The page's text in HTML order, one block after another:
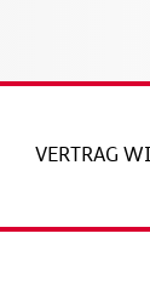
VERTRAG